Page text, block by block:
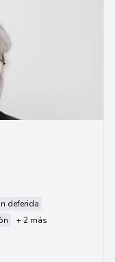
deferida
+ 2 más